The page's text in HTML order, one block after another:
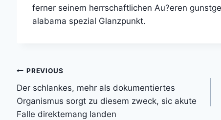
ferner seinem herrschaftlichen Au?eren
alabama spezial Glanzpunkt.
Post
navigation
PREVIOUS
Der schlankes, mehr als dokumentiertes
Organismus sorgt zu diesem zweck, sic akute
Falle direktemang landen